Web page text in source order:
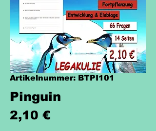
Artikelnummer: BTPI101
Pinguin
2,10 €